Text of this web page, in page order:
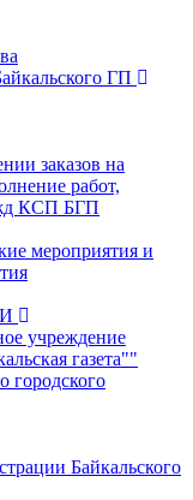
ГП
заказов на
работ,
КСП БГП
мероприятия и
учреждение
газета""
городского
Байкальского